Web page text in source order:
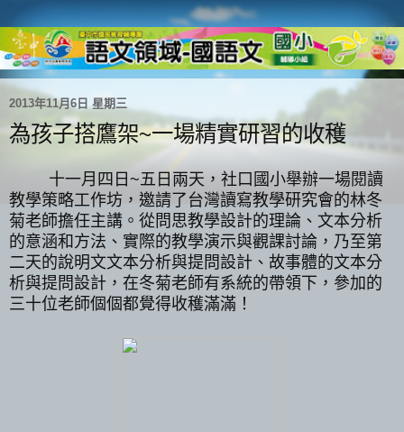
2013年11月6日 星期三
為孩子搭鷹架~一場精實研習的收穫
十一月四日~五日兩天，社口國小舉辦一場閱讀
教學策略工作坊，邀請了台灣讀寫教學研究會的林冬
菊老師擔任主講。從問思教學設計的理論、文本分析
的意涵和方法、實際的教學演示與觀課討論，乃至第
二天的說明文文本分析與提問設計、故事體的文本分
析與提問設計，在冬菊老師有系統的帶領下，參加的
三十位老師個個都覺得收穫滿滿！